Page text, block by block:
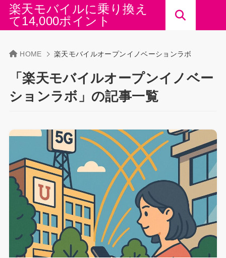
楽天モバイルに乗り換え
て14,000ポイント
HOME 楽天モバイルオープンイノベーションラボ
「楽天モバイルオープンイノベー
ションラボ」の記事一覧